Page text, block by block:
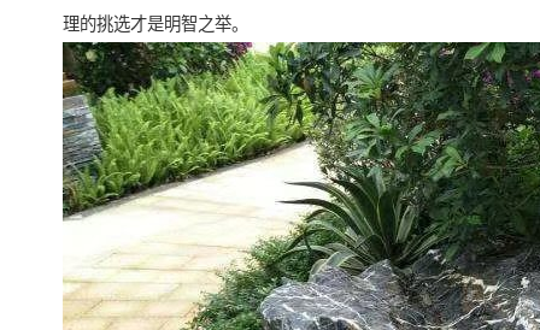
理的挑选才是明智之举。